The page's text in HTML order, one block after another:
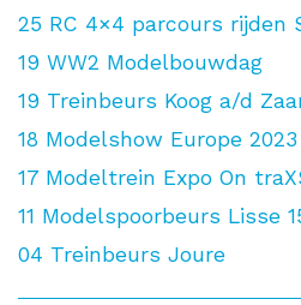
25 RC 4×4 parcours rijden
19 WW2 Modelbouwdag
19 Treinbeurs Koog a/d
18 Modelshow Europe 2023
17 Modeltrein Expo On
11 Modelspoorbeurs Lisse
04 Treinbeurs Joure